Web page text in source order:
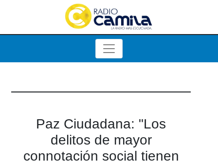
Paz Ciudadana: "Los
delitos de mayor
connotación social tienen